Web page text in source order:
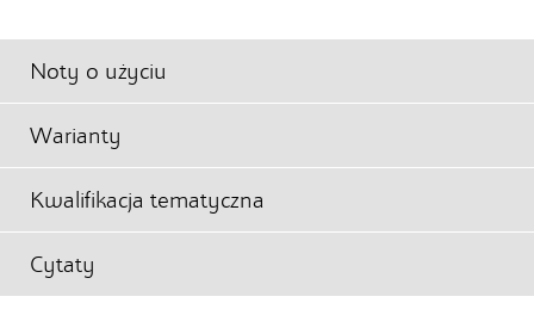
Noty o użyciu
Warianty
Kwalifikacja tematyczna
Cytaty